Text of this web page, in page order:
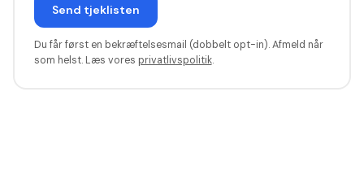
Send tjeklisten
Du får først en bekræftelsesmail (dobbelt opt-in). Afmeld når
som helst. Læs vores privatlivspolitik.